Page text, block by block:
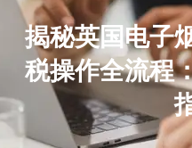
揭秘英国电子
税操作全流程